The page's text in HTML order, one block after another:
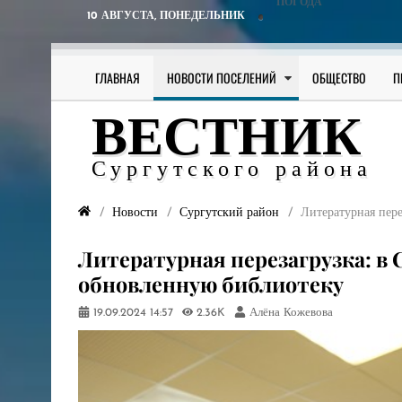
10 АВГУСТА, ПОНЕДЕЛЬНИК
ПОГОДА
ГЛАВНАЯ НОВОСТИ ПОСЕЛЕНИЙ ОБЩЕСТВО
ВЕСТНИК
Сургутского района
Новости Сургутский район Литературная
Литературная перезагрузка:
обновленную библиотеку
19.09.2024 14:57 2.36K Алёна Кожевова